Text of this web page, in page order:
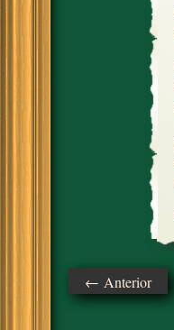
← Anterior